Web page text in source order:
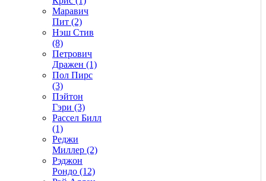
Маравич
Пит (2)
Нэш Стив
(8)
Петрович
Дражен (1)
Пол Пирс
(3)
Пэйтон
Гэри (3)
Рассел Билл
(1)
Реджи
Миллер (2)
Рэджон
Рондо (12)